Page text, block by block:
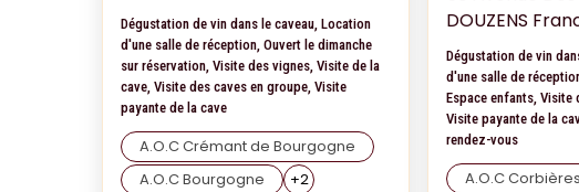
Dégustation de vin dans le caveau, Location
d'une salle de réception, Ouvert le dimanche
sur réservation, Visite des vignes, Visite de la
cave, Visite des caves en groupe, Visite
payante de la cave
A.O.C Crémant de Bourgogne
A.O.C Bourgogne
+2
DOUZENS
Dégustation de vin
d'une salle de
Espace enfants, Visite
Visite payante de la
rendez-vous
A.O.C Corbières